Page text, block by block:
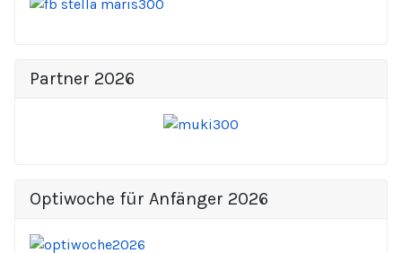
Partner 2026
Optiwoche für Anfänger 2026